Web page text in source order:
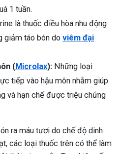
1 tuần.
là thuốc điều hòa nhu động
giảm táo bón do viêm đại
(Microlax): Những loại
tiếp vào hậu môn nhằm giúp
và hạn chế được triệu chứng
ra máu tươi do chế độ dinh
các loại thuốc trên có thể làm